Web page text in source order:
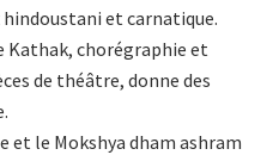
et carnatique.
chorégraphie et
de théâtre, donne des
et le Mokshya dham ashram